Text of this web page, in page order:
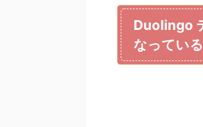
Duolingo
なってい